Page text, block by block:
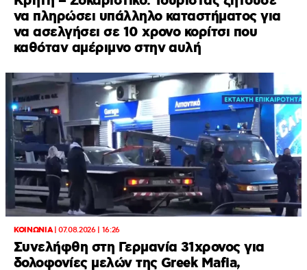
να πληρώσει υπάλληλο καταστήματος για
να ασελγήσει σε 10 χρονο κορίτσι που
καθόταν αμέριμνο στην αυλή
ΚΟΙΝΩΝΙΑ|07.08.2026 | 16:26
Συνελήφθη στη Γερμανία 31χρονος για
δολοφονίες μελών της Greek Mafia,